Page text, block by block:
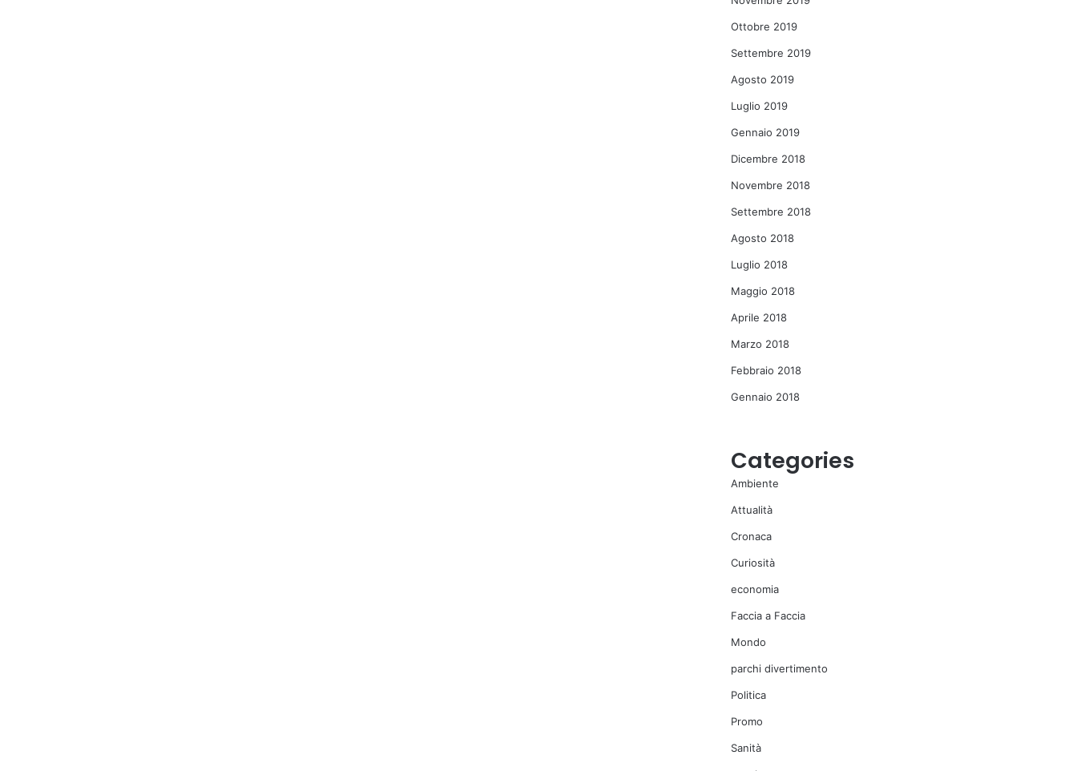
Ottobre 2019
Settembre 2019
Agosto 2019
Luglio 2019
Gennaio 2019
Dicembre 2018
Novembre 2018
Settembre 2018
Agosto 2018
Luglio 2018
Maggio 2018
Aprile 2018
Marzo 2018
Febbraio 2018
Gennaio 2018
Categories
Ambiente
Attualità
Cronaca
Curiosità
economia
Faccia a Faccia
Mondo
parchi divertimento
Politica
Promo
Sanità